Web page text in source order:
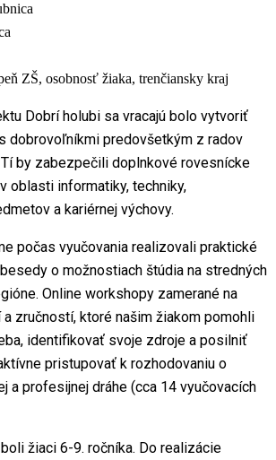
ZŠ, osobnosť žiaka, trenčiansky kraj
Dobrí holubi sa vracajú bolo vytvoriť
dobrovoľníkmi predovšetkým z radov
by zabezpečili doplnkové rovesnícke
oblasti informatiky, techniky,
a kariérnej výchovy.
počas vyučovania realizovali praktické
o možnostiach štúdia na stredných
Online workshopy zamerané na
zručností, ktoré našim žiakom pomohli
identifikovať svoje zdroje a posilniť
pristupovať k rozhodovaniu o
a profesijnej dráhe (cca 14 vyučovacích
žiaci 6-9. ročníka. Do realizácie